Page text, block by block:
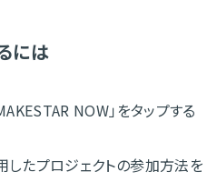
には
NOW」をタップする
たプロジェクトの参加方法を